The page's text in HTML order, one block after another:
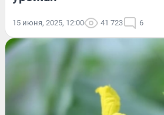
15 июня, 2025, 12:00 41 723 6